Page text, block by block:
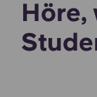
Höre,